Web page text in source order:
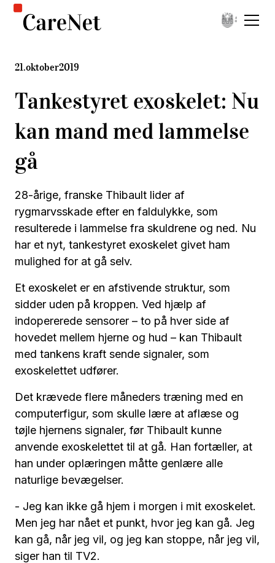
21.oktober2019
Tankestyret exoskelet: Nu
kan mand med lammelse
gå
28-årige, franske Thibault lider af
rygmarvsskade efter en faldulykke, som
resulterede i lammelse fra skuldrene og ned. Nu
har et nyt, tankestyret exoskelet givet ham
mulighed for at gå selv.
Et exoskelet er en afstivende struktur, som
sidder uden på kroppen. Ved hjælp af
indopererede sensorer – to på hver side af
hovedet mellem hjerne og hud – kan Thibault
med tankens kraft sende signaler, som
exoskelettet udfører.
Det krævede flere måneders træning med en
computerfigur, som skulle lære at aflæse og
tøjle hjernens signaler, før Thibault kunne
anvende exoskelettet til at gå. Han fortæller, at
han under oplæringen måtte genlære alle
naturlige bevægelser.
- Jeg kan ikke gå hjem i morgen i mit exoskelet.
Men jeg har nået et punkt, hvor jeg kan gå. Jeg
kan gå, når jeg vil, og jeg kan stoppe, når jeg vil,
siger han til TV2.